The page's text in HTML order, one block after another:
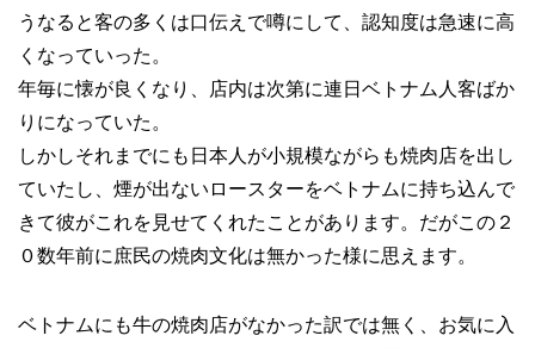
うなると客の多くは口伝えで噂にして、認知度は急速に高
くなっていった。
年毎に懐が良くなり、店内は次第に連日ベトナム人客ばか
りになっていた。
しかしそれまでにも日本人が小規模ながらも焼肉店を出し
ていたし、煙が出ないロースターをベトナムに持ち込んで
きて彼がこれを見せてくれたことがあります。だがこの２
０数年前に庶民の焼肉文化は無かった様に思えます。
ベトナムにも牛の焼肉店がなかった訳では無く、お気に入